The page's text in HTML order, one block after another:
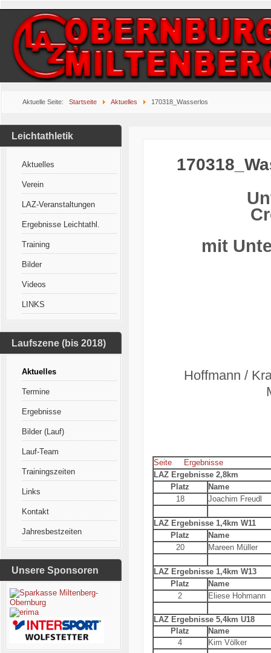
Aktuelle Seite: Startseite Aktuelles 170318_Wasserlos
Leichtathletik
Aktuelles
Verein
LAZ-Veranstaltungen
Ergebnisse Leichtathl.
Training
Bilder
Videos
LINKS
Laufszene (bis 2018)
Aktuelles
Termine
Ergebnisse
Bilder (Lauf)
Lauf-Team
Trainingszeiten
Links
Kontakt
Jahresbestzeiten
Unsere Sponsoren
mit
Seite
Ergebnisse
LAZ Ergebnisse 2,8km
Platz
Name
18
Joachim Freudl
LAZ Ergebnisse 1,4km W11
Platz
Name
20
Mareen Müller
LAZ Ergebnisse 1,4km W13
Platz
Name
2
Eliese Hohmann
LAZ Ergebnisse 5,4km U18
Platz
Name
4
Kim Völker